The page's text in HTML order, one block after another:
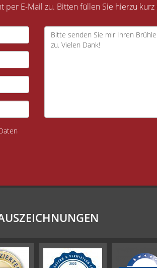
E-Mail zu. Bitten füllen Sie hierzu kurz